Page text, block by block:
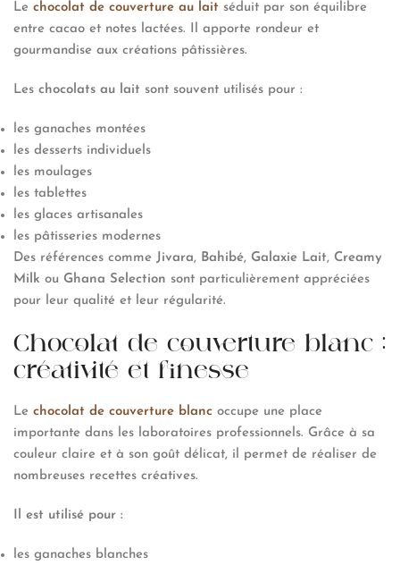
Le chocolat de couverture au lait séduit par son équilibre
entre cacao et notes lactées. Il apporte rondeur et
gourmandise aux créations pâtissières.
Les chocolats au lait sont souvent utilisés pour :
les ganaches montées
les desserts individuels
les moulages
les tablettes
les glaces artisanales
les pâtisseries modernes
Des références comme Jivara, Bahibé, Galaxie Lait, Creamy
Milk ou Ghana Selection sont particulièrement appréciées
pour leur qualité et leur régularité.
Chocolat de couverture blanc :
créativité et finesse
Le chocolat de couverture blanc occupe une place
importante dans les laboratoires professionnels. Grâce à sa
couleur claire et à son goût délicat, il permet de réaliser de
nombreuses recettes créatives.
Il est utilisé pour :
les ganaches blanches